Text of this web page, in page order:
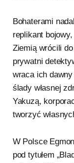
Bohaterami
replikant
Ziemią wrócili
prywatni
wraca ich
ślady własnej
Yakuzą,
tworzyć
W Polsce
pod tytułem